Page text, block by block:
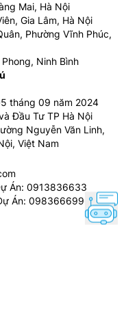
Mai, Hà Nội
Gia Lâm, Hà Nội
Phường Vĩnh Phúc,
Ninh Bình
tháng 09 năm 2024
Đầu Tư TP Hà Nội
Nguyễn Văn Linh,
Việt Nam
Án: 0913836633
Án: 0983666996